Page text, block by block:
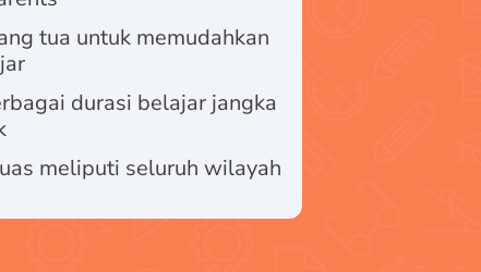
tua untuk memudahkan
durasi belajar jangka
meliputi seluruh wilayah